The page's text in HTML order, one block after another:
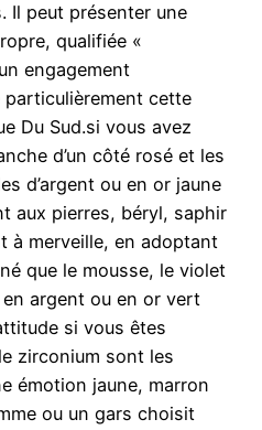
Il peut présenter une
qualifiée «
engagement
particulièrement cette
Du Sud.si vous avez
d’un côté rosé et les
d’argent ou en or jaune
aux pierres, béryl, saphir
à merveille, en adoptant
que le mousse, le violet
argent ou en or vert
si vous êtes
zirconium sont les
émotion jaune, marron
ou un gars choisit